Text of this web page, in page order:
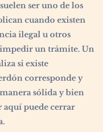
ser uno de los
cuando existen
ilegal u otros
un trámite. Un
si existe
corresponde y
sólida y bien
aquí puede cerrar